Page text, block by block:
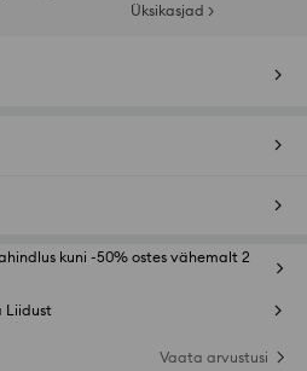
Üksikasjad >
kuni -50% ostes vähemalt 2
Liidust
Vaata arvustusi